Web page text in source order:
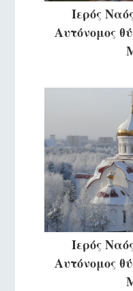
Ιερός
Αυτόνομος
Ιερός
Αυτόνομος